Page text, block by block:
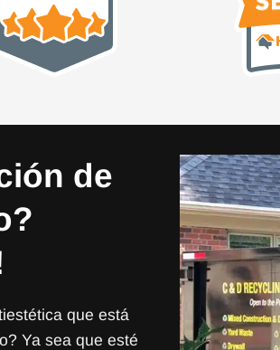
de
que está
Ya sea que esté